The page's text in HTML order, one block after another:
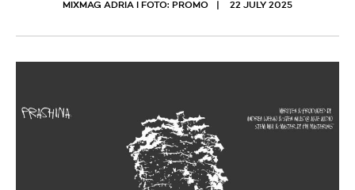
MIXMAG ADRIA I FOTO: PROMO 22 JULY 2025